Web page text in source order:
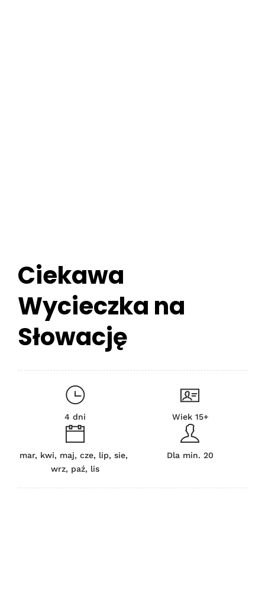
Ciekawa
Wycieczka na
Słowację
4 dni Wiek 15+
mar, kwi, maj, cze, lip, sie,
wrz, paź, lis
Dla min. 20